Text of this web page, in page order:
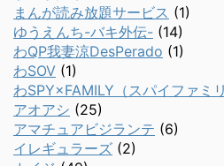
まんが読み放題サービス (1)
ゆうえんち-バキ外伝- (14)
わQP我妻涼DesPerado (1)
わSOV (1)
わSPY×FAMILY（スパイファミリ
アオアシ (25)
アマチュアビジランテ (6)
イレギュラーズ (2)